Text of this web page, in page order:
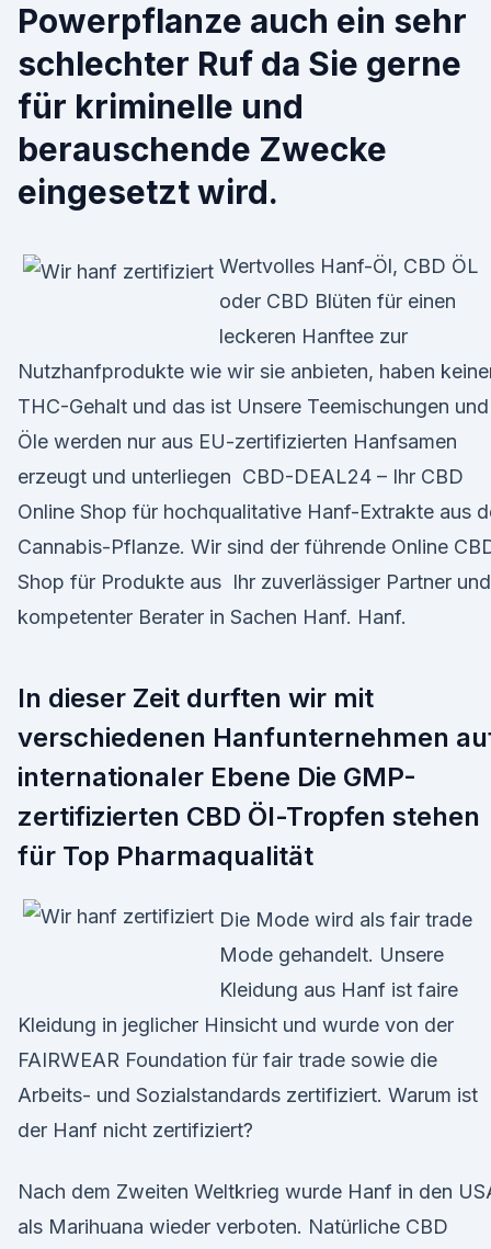
Powerpflanze auch ein sehr
schlechter Ruf da Sie gerne
für kriminelle und
berauschende Zwecke
eingesetzt wird.
Wertvolles Hanf-Öl, CBD ÖL
oder CBD Blüten für einen
leckeren Hanftee zur
Nutzhanfprodukte wie wir sie anbieten, haben
THC-Gehalt und das ist Unsere Teemischungen und
Öle werden nur aus EU-zertifizierten Hanfsamen
erzeugt und unterliegen CBD-DEAL24 – Ihr CBD
Online Shop für hochqualitative Hanf-Extrakte aus
Cannabis-Pflanze. Wir sind der führende Online
Shop für Produkte aus Ihr zuverlässiger Partner und
kompetenter Berater in Sachen Hanf. Hanf.
In dieser Zeit durften wir mit
verschiedenen Hanfunternehmen
internationaler Ebene Die GMP-
zertifizierten CBD Öl-Tropfen stehen
für Top Pharmaqualität
Die Mode wird als fair trade
Mode gehandelt. Unsere
Kleidung aus Hanf ist faire
Kleidung in jeglicher Hinsicht und wurde von der
FAIRWEAR Foundation für fair trade sowie die
Arbeits- und Sozialstandards zertifiziert. Warum ist
der Hanf nicht zertifiziert?
Nach dem Zweiten Weltkrieg wurde Hanf in den
als Marihuana wieder verboten. Natürliche CBD